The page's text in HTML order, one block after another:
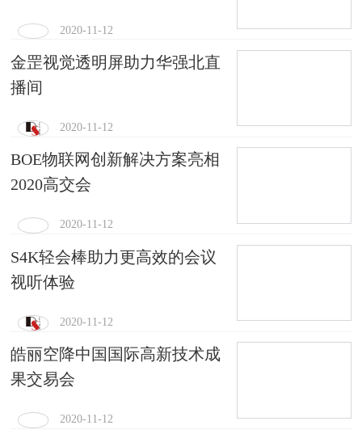
2020-11-12
金罡视觉透明屏助力华强北直
播间
2020-11-12
BOE物联网创新解决方案亮相
2020高交会
2020-11-12
S4K轻会棒助力更高效的会议
视听体验
2020-11-12
皓丽空降中国国际高新技术成
果交易会
2020-11-12